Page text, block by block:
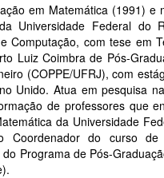
em Matemática (1991)
Universidade Federal do
Computação, com tese em
Luiz Coimbra de Pós-
(COPPE/UFRJ), com
Unido. Atua em pesquisa
de professores que
da Universidade
Coordenador do curso
Programa de Pós-